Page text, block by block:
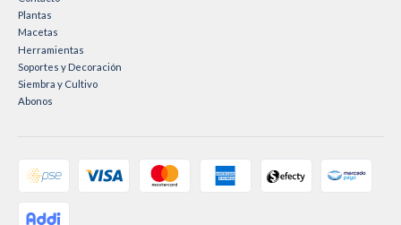
Plantas
Macetas
Herramientas
Soportes y Decoración
Siembra y Cultivo
Abonos